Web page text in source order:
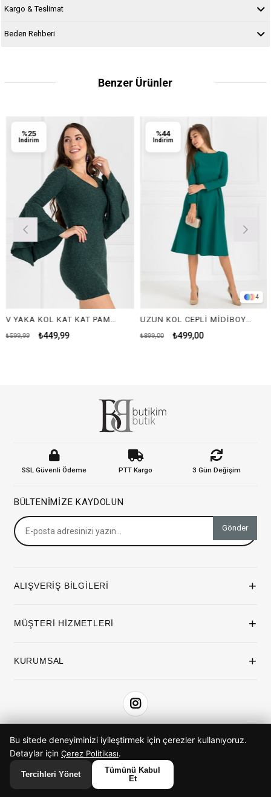
Kargo & Teslimat
Beden Rehberi
Benzer Ürünler
V YAKA KOL KAT KAT PAMUKLU ELBİSE-YEŞİL
₺449,99
₺599,99
%25
İndirim
4
UZUN KOL CEPLİ MİDİBOY ELBİSE-YEŞİL
₺499,00
₺899,00
%44
İndirim
SSL Güvenli Ödeme PTT Kargo 3 Gün Değişim
BÜLTENIMIZE KAYDOLUN
Gönder
ALIŞVERİŞ BİLGİLERİ +
MÜŞTERİ HİZMETLERİ +
KURUMSAL +
iyzico ile Öde
© 2026 ButikimButik. Tüm hakları saklıdır.
Anasayfa Favorilerim Sepetim
Bu sitede deneyiminizi iyileştirmek için çerezler kullanıyoruz.
Detaylar için Çerez Politikası.
Tercihleri Yönet
Tümünü Kabul
Et